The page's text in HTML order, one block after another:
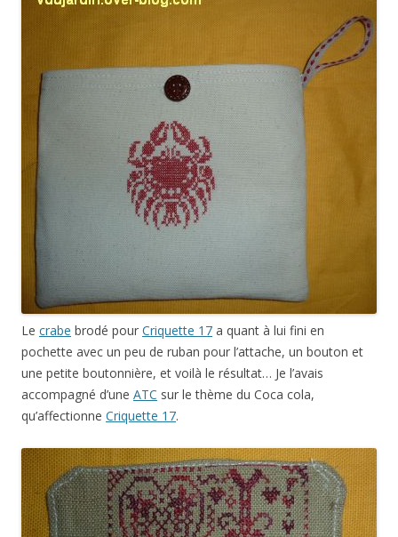
Le crabe brodé pour Criquette 17 a quant à lui fini en
pochette avec un peu de ruban pour l’attache, un bouton et
une petite boutonnière, et voilà le résultat… Je l’avais
accompagné d’une ATC sur le thème du Coca cola,
qu’affectionne Criquette 17.